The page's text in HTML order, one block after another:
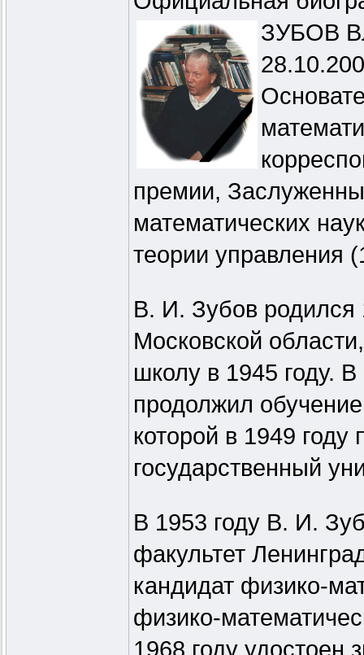
ЗУБОВ
премии,
математических
теории управления
В. И. Зубов родился
Московской
школу в 1945 году.
продолжил
которой в 1949 году
государственный
В 1953 году В. И.
факультет
кандидат физико-
физико-
1968 году удостоен